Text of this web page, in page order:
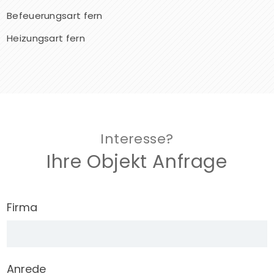
Befeuerungsart fern
Heizungsart fern
Interesse?
Ihre Objekt Anfrage
Firma
Anrede